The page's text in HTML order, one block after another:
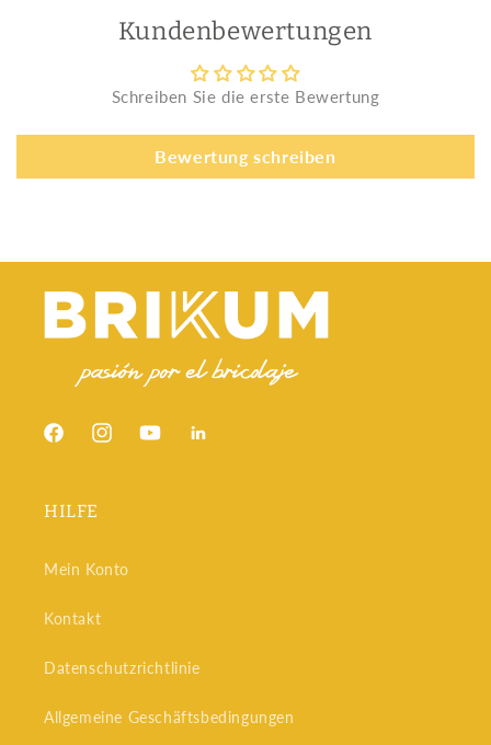
Kundenbewertungen
Schreiben Sie die erste Bewertung
Bewertung schreiben
FacebookInstagramYouTubeSnapchat
HILFE
Mein Konto
Kontakt
Datenschutzrichtlinie
Allgemeine Geschäftsbedingungen